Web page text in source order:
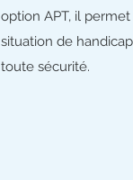
option APT, il
situation de
toute sécurité.